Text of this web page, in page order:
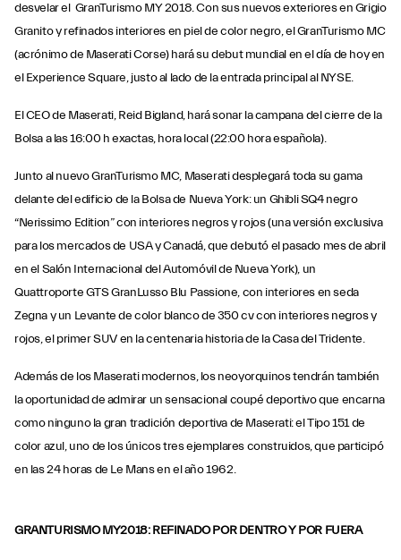
desvelar el GranTurismo MY 2018. Con sus nuevos exteriores en Grigio
Granito y refinados interiores en piel de color negro, el GranTurismo MC
(acrónimo de Maserati Corse) hará su debut mundial en el día de hoy en
el Experience Square, justo al lado de la entrada principal al NYSE.
El CEO de Maserati, Reid Bigland, hará sonar la campana del cierre de la
Bolsa a las 16:00 h exactas, hora local (22:00 hora española).
Junto al nuevo GranTurismo MC, Maserati desplegará toda su gama
delante del edificio de la Bolsa de Nueva York: un Ghibli SQ4 negro
“Nerissimo Edition” con interiores negros y rojos (una versión exclusiva
para los mercados de USA y Canadá, que debutó el pasado mes de abril
en el Salón Internacional del Automóvil de Nueva York), un
Quattroporte GTS GranLusso Blu Passione, con interiores en seda
Zegna y un Levante de color blanco de 350 cv con interiores negros y
rojos, el primer SUV en la centenaria historia de la Casa del Tridente.
Además de los Maserati modernos, los neoyorquinos tendrán también
la oportunidad de admirar un sensacional coupé deportivo que encarna
como ninguno la gran tradición deportiva de Maserati: el Tipo 151 de
color azul, uno de los únicos tres ejemplares construidos, que participó
en las 24 horas de Le Mans en el año 1962.
GRANTURISMO MY2018: REFINADO POR DENTRO Y POR FUERA